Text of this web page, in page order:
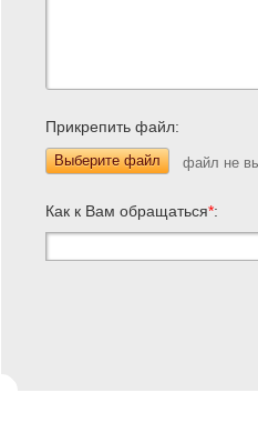
Прикрепить файл:
Выберите файл
Как к Вам обращаться*: